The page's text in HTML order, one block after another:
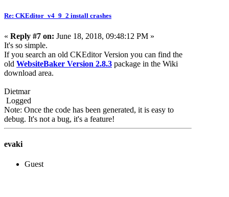
Re: CKEditor_v4_9_2 install crashes
« Reply #7 on: June 18, 2018, 09:48:12 PM »
It's so simple.
If you search an old CKEditor Version you can find the
old WebsiteBaker Version 2.8.3 package in the Wiki
download area.
Dietmar
Logged
Note: Once the code has been generated, it is easy to
debug. It's not a bug, it's a feature!
evaki
Guest